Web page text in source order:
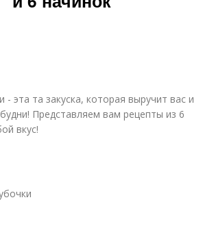
- эта та закуска, которая выручит вас и
Представляем вам рецепты из 6
вкус!